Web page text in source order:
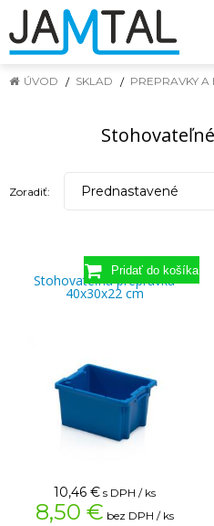
ÚVOD SKLAD PREPRAVKY A
Zoradiť: Prednastavené
Stohovateľná prepravka
40x30x22 cm
10,46 € s DPH / ks
8,50 € bez DPH / ks